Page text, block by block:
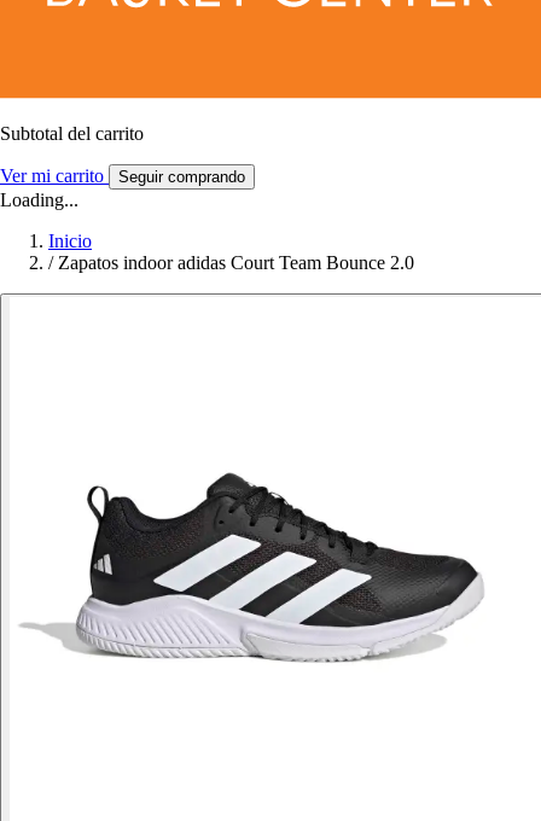
Subtotal del carrito
Ver mi carrito Seguir comprando
Loading...
Inicio
/ Zapatos indoor adidas Court Team Bounce 2.0